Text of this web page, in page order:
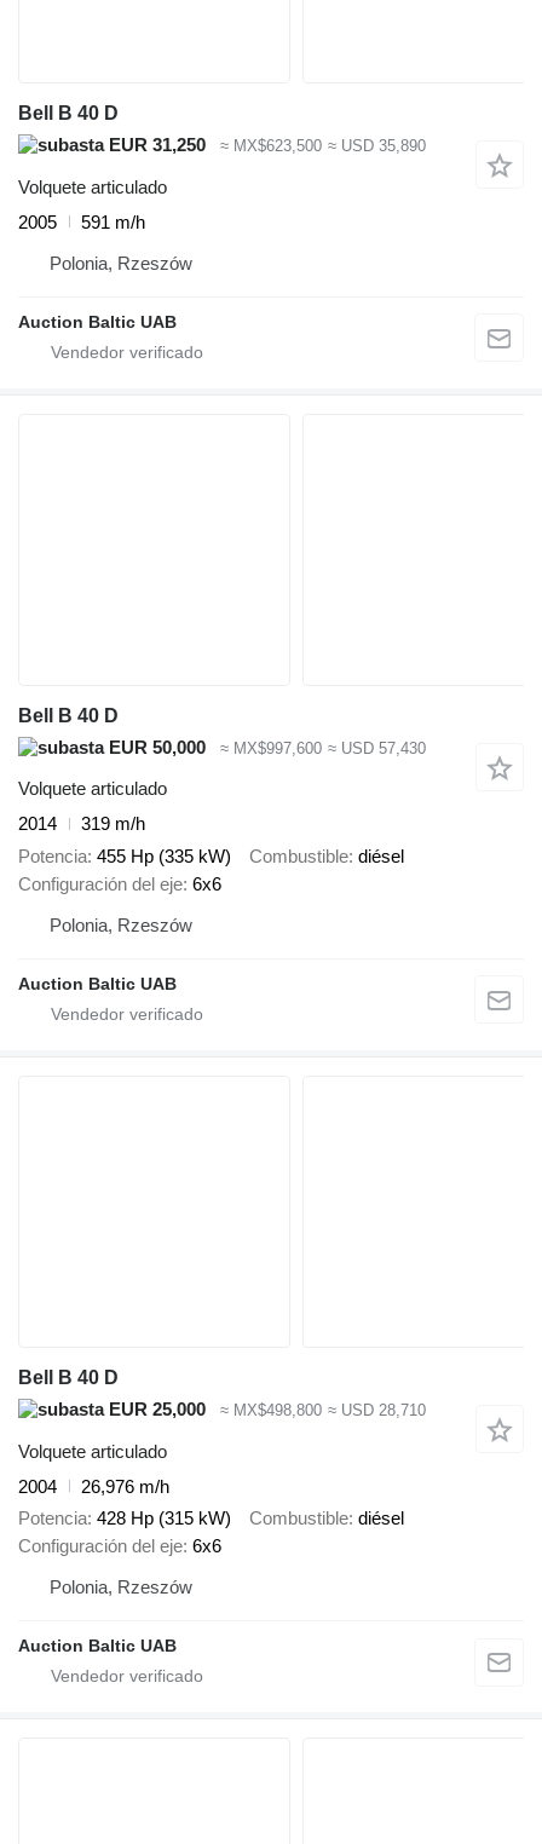
Bell B 40 D
EUR 31,250
≈ MX$623,500 ≈ USD 35,890
Volquete articulado
2005
591 m/h
Polonia, Rzeszów
Auction Baltic UAB
Bell B 40 D
EUR 50,000
≈ MX$997,600 ≈ USD 57,430
Volquete articulado
2014
319 m/h
Potencia 455 Hp (335 kW) Combustible diésel
Configuración del eje 6x6
Polonia, Rzeszów
Auction Baltic UAB
Bell B 40 D
EUR 25,000
≈ MX$498,800 ≈ USD 28,710
Volquete articulado
2004
26,976 m/h
Potencia 428 Hp (315 kW) Combustible diésel
Configuración del eje 6x6
Polonia, Rzeszów
Auction Baltic UAB